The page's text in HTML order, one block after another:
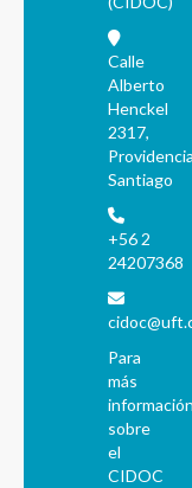
Calle
Alberto
Henckel
2317,
Santiago
+56 2
24207368
Para
más
información
sobre
el
CIDOC